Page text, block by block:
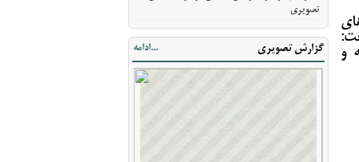
و
تصویری
گزارش تصویری ...ادامه